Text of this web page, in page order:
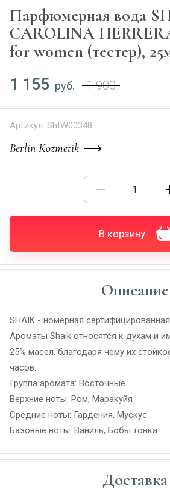
Парфюмерная вода
CAROLINA
for women (тестер),
1 155 руб. 1 900
Артикул: ShtW00348
Berlin Kozmetik
В корзину
Описание
SHAIK - номерная
Ароматы Shaik относятся к духам и
25% масел, благодаря чему их
часов.
Группа аромата: Восточные
Верхние ноты: Ром, Маракуйя
Средние ноты: Гардения, Мускус
Базовые ноты: Ваниль, Бобы тонка
Доставка